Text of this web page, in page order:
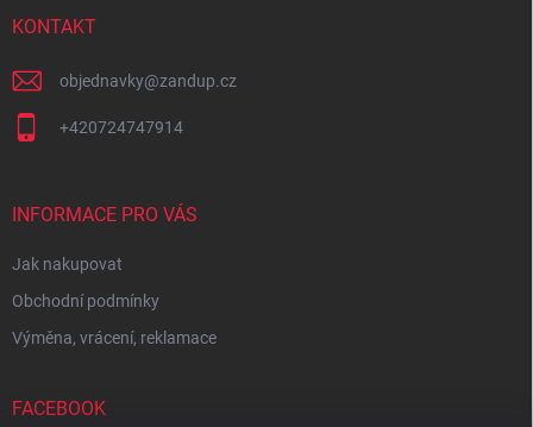
KONTAKT
objednavky@zandup.cz
+420724747914
INFORMACE PRO VÁS
Jak nakupovat
Obchodní podmínky
Výměna, vrácení, reklamace
FACEBOOK